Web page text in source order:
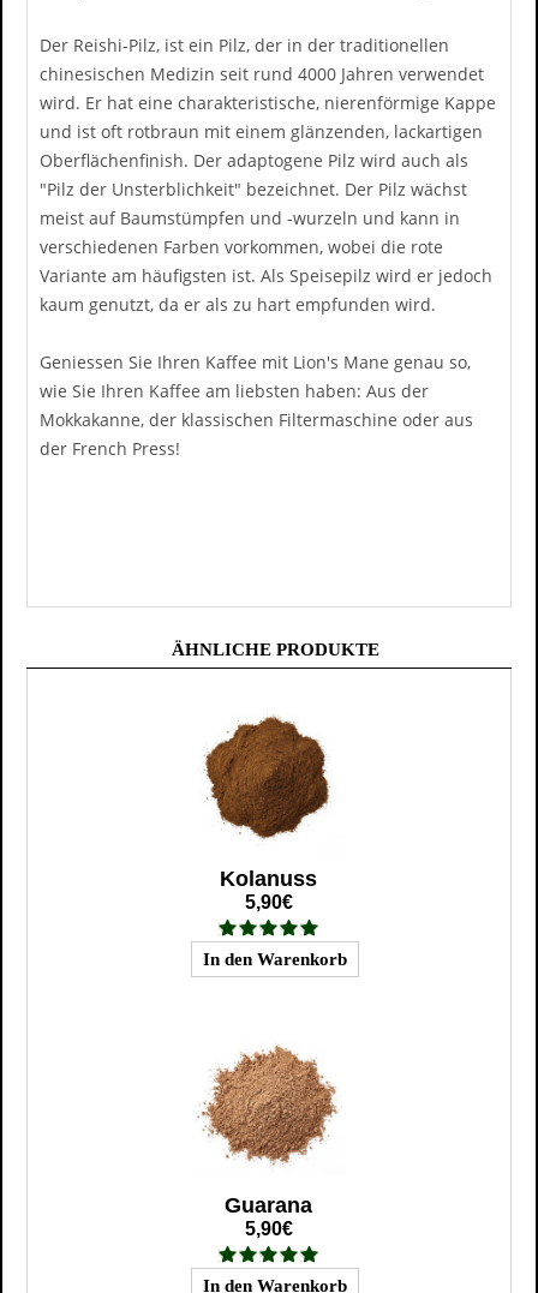
Der Reishi-Pilz, ist ein Pilz, der in der traditionellen
chinesischen Medizin seit rund 4000 Jahren verwendet
wird. Er hat eine charakteristische, nierenförmige Kappe
und ist oft rotbraun mit einem glänzenden, lackartigen
Oberflächenfinish. Der adaptogene Pilz wird auch als
"Pilz der Unsterblichkeit" bezeichnet. Der Pilz wächst
meist auf Baumstümpfen und -wurzeln und kann in
verschiedenen Farben vorkommen, wobei die rote
Variante am häufigsten ist. Als Speisepilz wird er jedoch
kaum genutzt, da er als zu hart empfunden wird.
Geniessen Sie Ihren Kaffee mit Lion's Mane genau so,
wie Sie Ihren Kaffee am liebsten haben: Aus der
Mokkakanne, der klassischen Filtermaschine oder aus
der French Press!
ÄHNLICHE PRODUKTE
Kolanuss
5,90€
Guarana
5,90€